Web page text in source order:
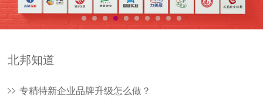
北邦知道
专精特新企业品牌升级怎么做？